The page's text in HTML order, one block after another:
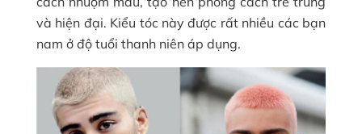
và hiện đại. Kiểu tóc này được rất nhiều các bạn
nam ở độ tuổi thanh niên áp dụng.